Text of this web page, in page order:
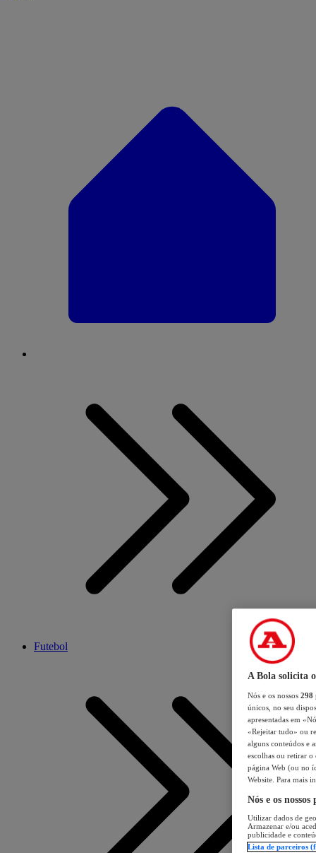
Futebol
A Bola solicita
Nós e os nossos 298
únicos, no seu
apresentadas em
«Rejeitar tudo» ou
alguns conteúdos e
escolhas ou retirar
página Web (ou no
Website. Para mais
Nós e os
Utilizar dados de
Armazenar e/ou
publicidade e
Lista de parceiros